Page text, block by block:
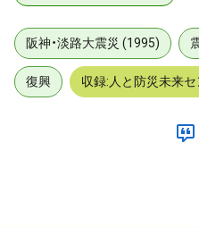
阪神・淡路大震災 (1995)
復興 収録:人と防災未来